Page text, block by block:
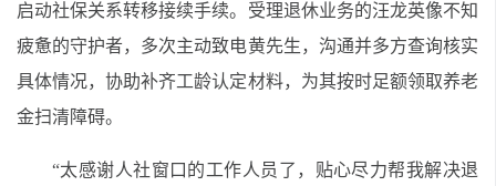
启动社保关系转移接续手续。受理退休业务的汪龙英像不知
疲惫的守护者，多次主动致电黄先生，沟通并多方查询核实
具体情况，协助补齐工龄认定材料，为其按时足额领取养老
金扫清障碍。
“太感谢人社窗口的工作人员了，贴心尽力帮我解决退